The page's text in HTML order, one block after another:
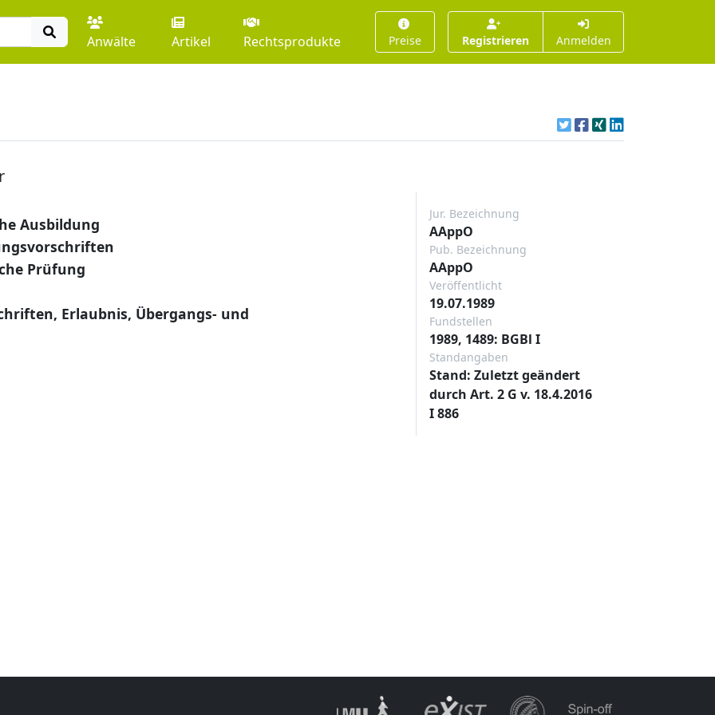
Anwälte Artikel Rechtsprodukte Preise Registrieren Anmelden
Ausbildung
Prüfung
Erlaubnis, Übergangs- und
Jur. Bezeichnung
AAppO
Pub. Bezeichnung
AAppO
Veröffentlicht
19.07.1989
Fundstellen
1989, 1489: BGBl I
Standangaben
Stand: Zuletzt geändert
durch Art. 2 G v. 18.4.2016
I 886